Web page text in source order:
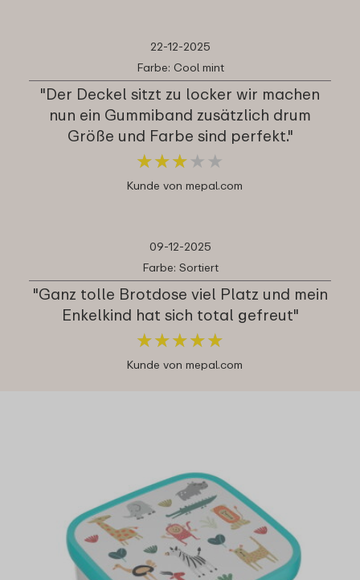
22-12-2025
Farbe: Cool mint
"Der Deckel sitzt zu locker wir machen
nun ein Gummiband zusätzlich drum
Größe und Farbe sind perfekt."
★★★ ★ ★
★★★ ★ ★
Kunde von mepal.com
09-12-2025
Farbe: Sortiert
"Ganz tolle Brotdose viel Platz und mein
Enkelkind hat sich total gefreut"
★★★★★
★★★★★
Kunde von mepal.com